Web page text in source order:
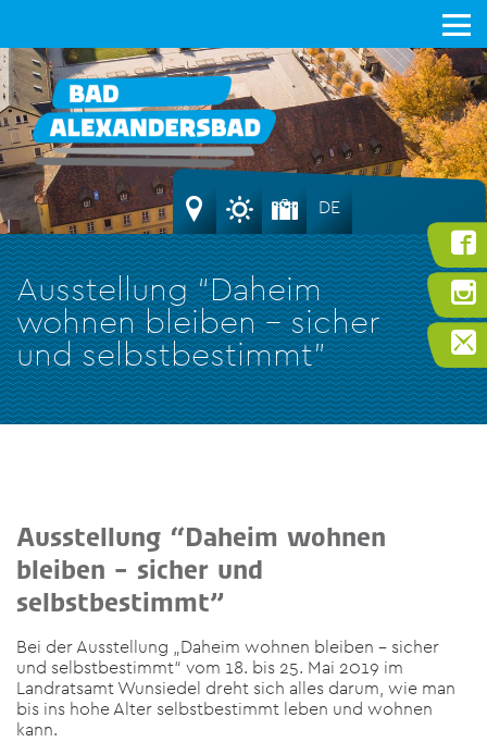
Ausstellung “Daheim
wohnen bleiben – sicher
und selbstbestimmt”
DE
Ausstellung “Daheim wohnen
bleiben – sicher und
selbstbestimmt”
Bei der Ausstellung „Daheim wohnen bleiben – sicher
und selbstbestimmt“ vom 18. bis 25. Mai 2019 im
Landratsamt Wunsiedel dreht sich alles darum, wie man
bis ins hohe Alter selbstbestimmt leben und wohnen
kann.